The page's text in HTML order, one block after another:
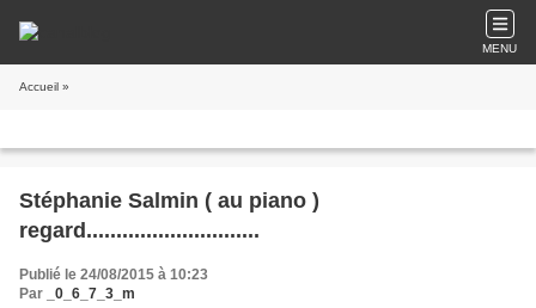
MENU
Accueil »
Stéphanie Salmin ( au piano )
regard.............................
Publié le 24/08/2015 à 10:23
Par
_0_6_7_3_m